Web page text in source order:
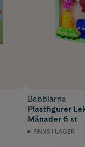
Babblarna
Plastfigurer
Månader 6 st
FINNS I LAGER